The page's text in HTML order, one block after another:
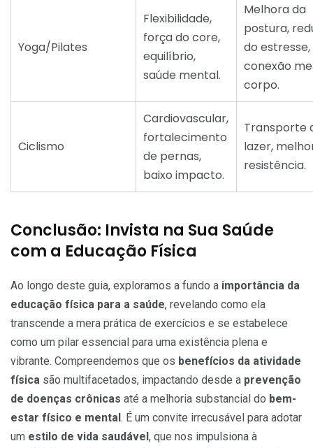
Yoga/Pilates
Flexibilidade,
força do core,
equilíbrio,
saúde mental.
Melhora da
postura,
do estresse,
conexão
corpo.
Ciclismo
Cardiovascular,
fortalecimento
de pernas,
baixo impacto.
Transporte
lazer,
resistência.
Conclusão: Invista na Sua Saúde
com a Educação Física
Ao longo deste guia, exploramos a fundo a importância da
educação física para a saúde, revelando como ela
transcende a mera prática de exercícios e se estabelece
como um pilar essencial para uma existência plena e
vibrante. Compreendemos que os benefícios da atividade
física são multifacetados, impactando desde a prevenção
de doenças crônicas até a melhoria substancial do bem-
estar físico e mental. É um convite irrecusável para adotar
um estilo de vida saudável, que nos impulsiona à